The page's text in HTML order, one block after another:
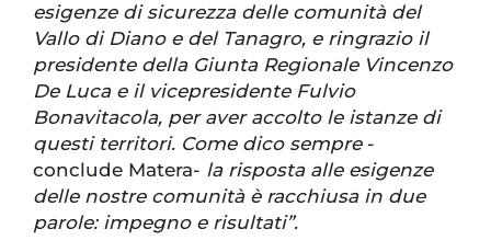
esigenze di sicurezza delle comunità del
Vallo di Diano e del Tanagro, e ringrazio il
presidente della Giunta Regionale Vincenzo
De Luca e il vicepresidente Fulvio
Bonavitacola, per aver accolto le istanze di
questi territori. Come dico sempre-
conclude Matera- la risposta alle esigenze
delle nostre comunità è racchiusa in due
parole: impegno e risultati”.